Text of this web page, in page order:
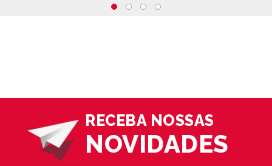
RECEBA NOSSAS
NOVIDADES